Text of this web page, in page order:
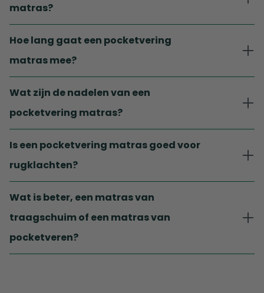
matras?
Hoe lang gaat een pocketvering
matras mee?
Wat zijn de nadelen van een
pocketvering matras?
Is een pocketvering matras goed voor
rugklachten?
Wat is beter, een matras van
traagschuim of een matras van
pocketveren?